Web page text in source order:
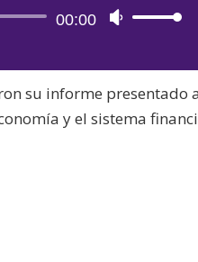
00:00
Utiliza
teclas
de
flecha
su informe presentado
y el sistema